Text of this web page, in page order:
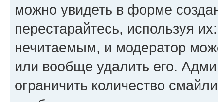
можно увидеть в форме
перестарайтесь, используя
нечитаемым, и модератор
или вообще удалить его.
ограничить количество